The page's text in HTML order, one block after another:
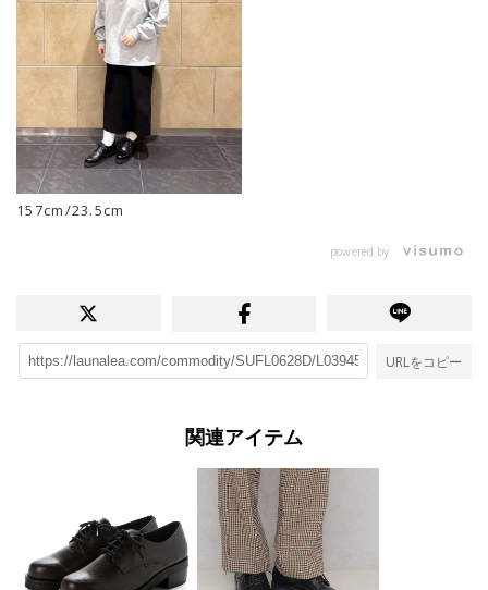
157cm/23.5cm
powered by
URLをコピー
関連アイテム